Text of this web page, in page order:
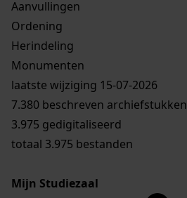
Aanvullingen
Ordening
Herindeling
Monumenten
laatste wijziging 15-07-2026
7.380 beschreven archiefstukken
3.975 gedigitaliseerd
totaal 3.975 bestanden
Mijn Studiezaal